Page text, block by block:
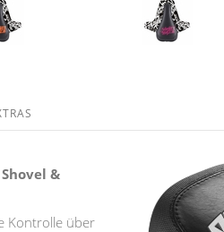
&
Kontrolle über